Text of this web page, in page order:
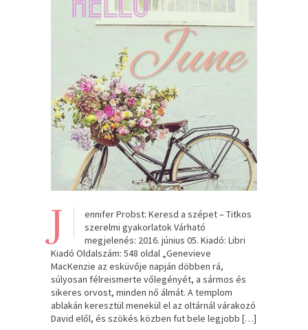
J
ennifer Probst: Keresd a szépet – Titkos
szerelmi gyakorlatok Várható
megjelenés: 2016. június 05. Kiadó: Libri
Kiadó Oldalszám: 548 oldal „Genevieve
MacKenzie az esküvője napján döbben rá,
súlyosan félreismerte vőlegényét, a sármos és
sikeres orvost, minden nő álmát. A templom
ablakán keresztül menekül el az oltárnál várakozó
David elől, és szökés közben fut bele legjobb […]